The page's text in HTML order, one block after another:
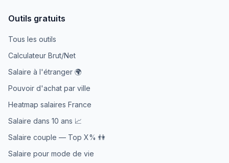
Outils gratuits
Tous les outils
Calculateur Brut/Net
Salaire à l'étranger 🌍
Pouvoir d'achat par ville
Heatmap salaires France
Salaire dans 10 ans 📈
Salaire couple — Top X% 👫
Salaire pour mode de vie